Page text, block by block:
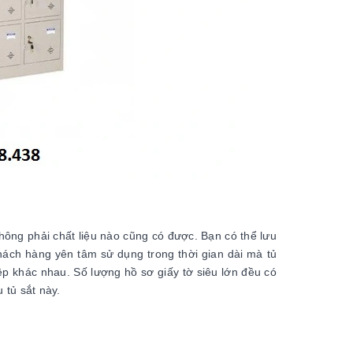
phải chất liệu nào cũng có được. Bạn có thể lưu
hàng yên tâm sử dụng trong thời gian dài mà tủ
khác nhau. Số lượng hồ sơ giấy tờ siêu lớn đều có
tủ sắt này.